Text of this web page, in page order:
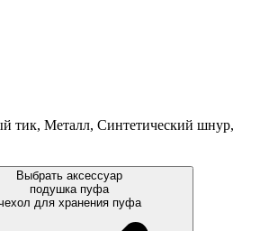
тик, Металл, Синтетический шнур,
Выбрать аксессуар
подушка пуфа
для хранения пуфа